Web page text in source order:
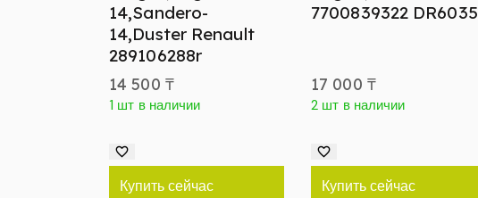
14,Sandero-
14,Duster Renault
289106288r
14 500 ₸
1 шт в наличии
Купить сейчас
7700839322 DR6035
17 000 ₸
2 шт в наличии
Купить сейчас